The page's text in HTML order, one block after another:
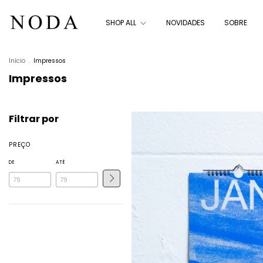
SHOP ALL NOVIDADES SOBRE
Início . Impressos
Impressos
Filtrar por
PREÇO
DE ATÉ